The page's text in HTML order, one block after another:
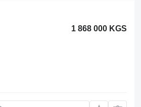
1 868 000 KGS